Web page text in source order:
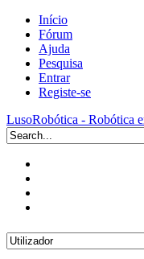
Início
Fórum
Ajuda
Pesquisa
Entrar
Registe-se
LusoRobótica - Robótica